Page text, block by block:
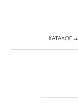
КАТАЛОГ→